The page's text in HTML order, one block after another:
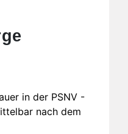
in der PSNV -
nach dem